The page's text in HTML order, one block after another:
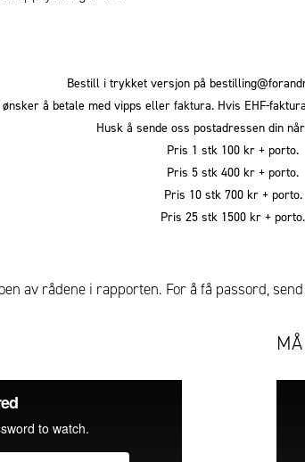
Bestill i trykket versjon på
ønsker å betale med vipps eller faktura. Hvis EHF-
Husk å sende oss postadressen din
Pris 1 stk 100 kr + porto.
Pris 5 stk 400 kr + porto.
Pris 10 stk 700 kr + porto.
Pris 25 stk 1500 kr + porto.
av rådene i rapporten. For å få passord,